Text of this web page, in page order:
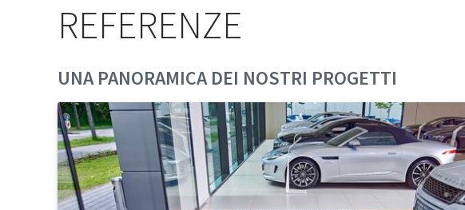
REFERENZE
UNA PANORAMICA DEI NOSTRI PROGETTI